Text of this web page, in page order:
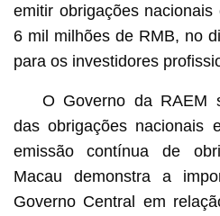
emitir obrigações
6 mil milhões de RMB, no
para os investidores
O Governo da RAEM
das obrigações nacionais
emissão contínua de
Macau demonstra a
Governo Central em